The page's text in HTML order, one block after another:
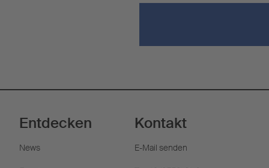
Entdecken
News
Kontakt
E-Mail senden